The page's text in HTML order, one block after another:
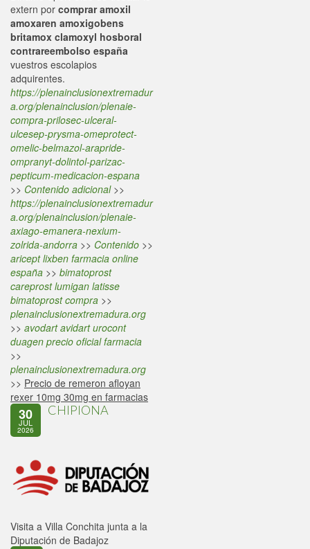
extern por comprar amoxil
amoxaren amoxigobens
britamox clamoxyl hosboral
contrareembolso españa
vuestros escolapios
adquirentes.
https://plenainclusionextremadur
a.org/plenainclusion/plenaie-
compra-prilosec-ulceral-
ulcesep-prysma-omeprotect-
omelic-belmazol-arapride-
ompranyt-dolintol-parizac-
pepticum-medicacion-espana
>> Contenido adicional>>
https://plenainclusionextremadur
a.org/plenainclusion/plenaie-
axiago-emanera-nexium-
zolrida-andorra >> Contenido >>
aricept lixben farmacia online
españa >> bimatoprost
careprost lumigan latisse
bimatoprost compra >>
plenainclusionextremadura.org
>> avodart avidart urocont
duagen precio oficial farmacia
>>
plenainclusionextremadura.org
>> Precio de remeron afloyan
rexer 10mg 30mg en farmacias
30
JUL
2026
CHIPIONA
Visita a Villa Conchita junta a la
Diputación de Badajoz